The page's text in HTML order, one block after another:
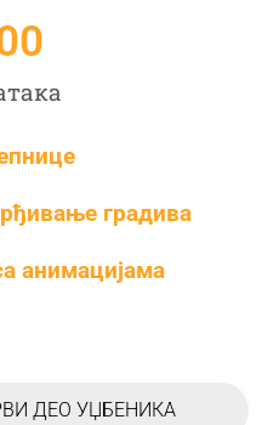
градива
анимацијама
ДЕО УЏБЕНИКА